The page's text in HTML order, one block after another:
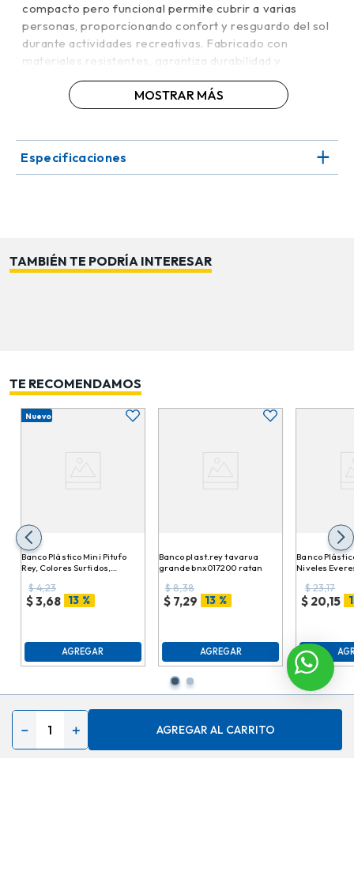
＋
－ AGREGAR AL CARRITO
compacto pero funcional permite cubrir a varias
personas, proporcionando confort y resguardo del sol
durante actividades recreativas. Fabricado con
materiales resistentes, garantiza durabilidad y
estabilidad, soportando el uso frecuente en exteriores.
Los colores vibrantes aportan un toque moderno y
alegre, convirtiéndolo en un elemento decorativo
Su estructura ligera facilita el transporte y la
robusto y estable asegura seguridad durante su uso,
evitando vuelcos o desplazamientos. Fácil de limpiar y
MOSTRAR MÁS
Especificaciones
TAMBIÉN TE PODRÍA INTERESAR
TE RECOMENDAMOS
Nuevo
Banco Plástico Mini Pitufo
Rey, Colores Surtidos,
$4,23
$3,68 13 %
AGREGAR
Banco plast.rey tavarua
grande bnx017200 ratan
$8,38
$ 7,29 13 %
AGREGAR
Banco
Niveles
bnx015000
$23,17
$ 20,15